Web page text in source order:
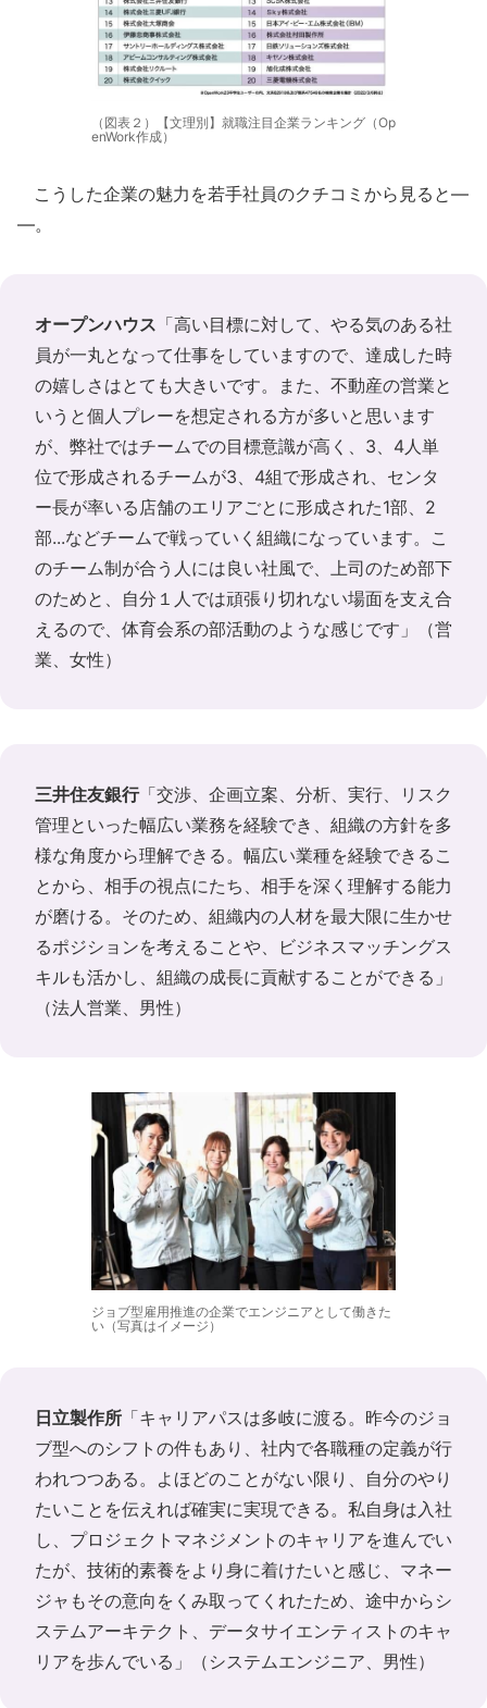
（図表２）【文理別】就職注目企業ランキング（Op
enWork作成）
こうした企業の魅力を若手社員のクチコミから見ると―
―。
オープンハウス 「高い目標に対して、やる気のある社
員が一丸となって仕事をしていますので、達成した時
の嬉しさはとても大きいです。また、不動産の営業と
いうと個人プレーを想定される方が多いと思います
が、弊社ではチームでの目標意識が高く、3、4人単
位で形成されるチームが3、4組で形成され、センタ
ー長が率いる店舗のエリアごとに形成された1部、2
部...などチームで戦っていく組織になっています。こ
のチーム制が合う人には良い社風で、上司のため部下
のためと、自分１人では頑張り切れない場面を支え合
えるので、体育会系の部活動のような感じです」（営
業、女性）
三井住友銀行「交渉、企画立案、分析、実行、リスク
管理といった幅広い業務を経験でき、組織の方針を多
様な角度から理解できる。幅広い業種を経験できるこ
とから、相手の視点にたち、相手を深く理解する能力
が磨ける。そのため、組織内の人材を最大限に生かせ
るポジションを考えることや、ビジネスマッチングス
キルも活かし、組織の成長に貢献することができる」
（法人営業、男性）
ジョブ型雇用推進の企業でエンジニアとして働きた
い（写真はイメージ）
日立製作所 「キャリアパスは多岐に渡る。昨今のジョ
ブ型へのシフトの件もあり、社内で各職種の定義が行
われつつある。よほどのことがない限り、自分のやり
たいことを伝えれば確実に実現できる。私自身は入社
し、プロジェクトマネジメントのキャリアを進んでい
たが、技術的素養をより身に着けたいと感じ、マネー
ジャもその意向をくみ取ってくれたため、途中からシ
ステムアーキテクト、データサイエンティストのキャ
リアを歩んでいる」（システムエンジニア、男性）